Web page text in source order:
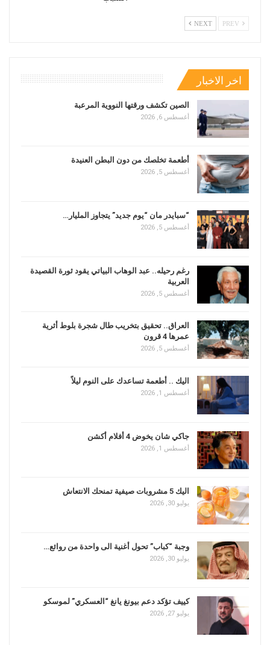
NEXT
اخر الاخبار
الصين تكشف ورقتها النووية المرعبة
أغسطس 6, 2026
أطعمة تخلصك من دون البطن العنيدة
أغسطس 5, 2026
“سبايدر مان “يوم جديد” يتجاوز المليار…
أغسطس 5, 2026
رغم رحيله.. عبد الوهاب البياتي يقود ثورة القصيدة
العربية
أغسطس 5, 2026
العراق.. تحقيق بتخريب طال شجرة بلوط أثرية
عمرها 4 قرون
أغسطس 5, 2026
اليك .. أطعمة تساعدك على النوم ليلاً
أغسطس 1, 2026
جاكي شان يخوض 4 أفلام أكشن
أغسطس 1, 2026
اليك 5 مشروبات صيفية تمنحك الانتعاش
يوليو 30, 2026
وجبة “كباب” تحول أغنية الى واحدة من روائع…
يوليو 30, 2026
كييف تؤكد دعم بيونغ يانغ “العسكري” لموسكو
يوليو 27, 2026